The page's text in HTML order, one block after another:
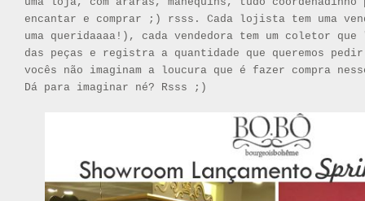
encantar e comprar ;) rsss. Cada lojista tem uma
uma queridaaaa!), cada vendedora tem um coletor
das peças e registra a quantidade que queremos
vocês não imaginam a loucura que é fazer compra
Dá para imaginar né? Rsss ;)